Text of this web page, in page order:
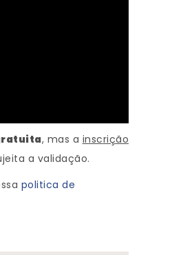
, mas a inscrição
a validação.
politica de